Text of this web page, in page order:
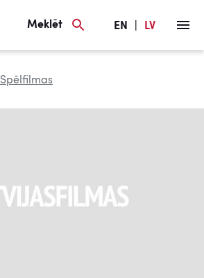
Meklēt EN LV
Spēlfilmas